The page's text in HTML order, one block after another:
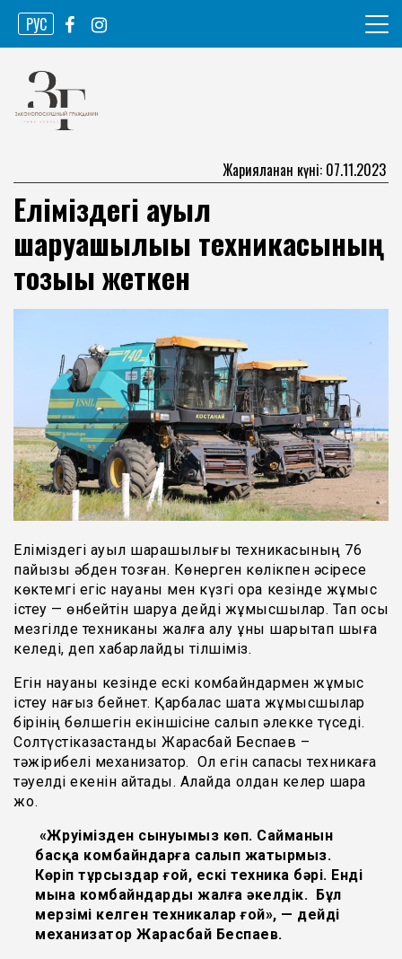
Skip
content
РУС
Законопослушный гражданин
Жарияланған күні: 07.11.2023
Еліміздегі ауыл
шаруашылығы техникасының
тозығы жеткен
Еліміздегі ауыл шарашылығы техникасының 76
пайызы әбден тозған. Көнерген көлікпен әсіресе
көктемгі егіс науқаны мен күзгі орақ кезінде жұмыс
істеу — өнбейтін шаруа дейді жұмысшылар. Тап осы
мезгілде техниканы жалға алу құны шарықтап шыға
келеді, деп хабарлайды тілшіміз.
Егін науқаны кезінде ескі комбайндармен жұмыс
істеу нағыз бейнет. Қарбалас шақта жұмысшылар
бірінің бөлшегін екіншісіне салып әлекке түседі.
Солтүстікқазақстандық Жарасбай Беспаев –
тәжірибелі механизатор. Ол егін сапасы техникаға
тәуелді екенін айтады. Алайда қолдан келер шара
жоқ.
«Жүруімізден сынуымыз көп. Сайманын
басқа комбайндарға салып жатырмыз.
Көріп тұрсыздар ғой, ескі техника бәрі. Енді
мына комбайндарды жалға әкелдік. Бұл
мерзімі келген техникалар ғой», — дейді
механизатор Жарасбай Беспаев.